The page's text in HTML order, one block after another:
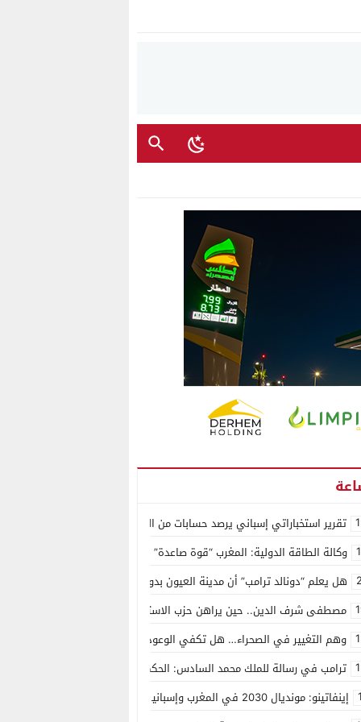
تقرير استخباراتي إسباني يرصد حسابات من الجزائر وأرقاما بـ”213+” ضمن حملة رقمية منظمة حرّضت على اقتحام سبتة
وكالة الطاقة الدولية: المغرب “قوة صاعدة” في سوق المعادن الاستراتيجية
هل يعلم “دونالد ترامب” أن مدينة العيون بدون ماء؟
مصطفى شرف الدين.. حين يراهن حزب الاستقلال على الكفاءة ويمنح الشباب
وهم التغيير في الصحراء… هل تكفي الوعود الفارغة لصناعة الواقع؟
ترامب في رسالة للملك محمد السادس: الحكم الذاتي هو الأساس الوحيد لحل
إينفاتينو: مونديال 2030 في المغرب وإسبانيا والبرتغال سيكون “الأجمل في التاريخ”